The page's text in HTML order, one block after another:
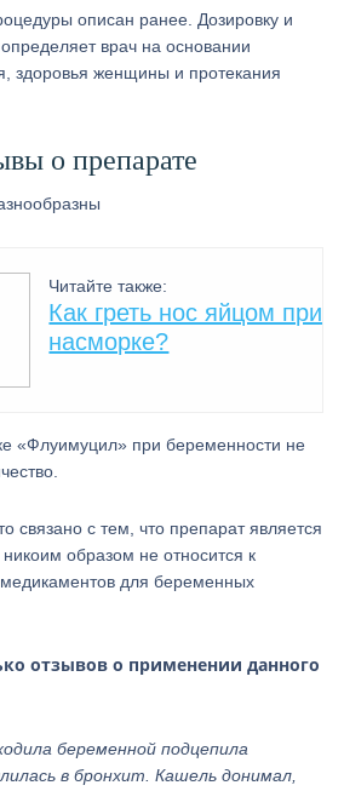
описан ранее. Дозировку и
врач на основании
здоровья женщины и протекания
о препарате
Читайте также:
Как греть нос яйцом при
насморке?
«Флуимуцил» при беременности не
связано с тем, что препарат является
образом не относится к
медикаментов для беременных
отзывов о применении данного
беременной подцепила
в бронхит. Кашель донимал,